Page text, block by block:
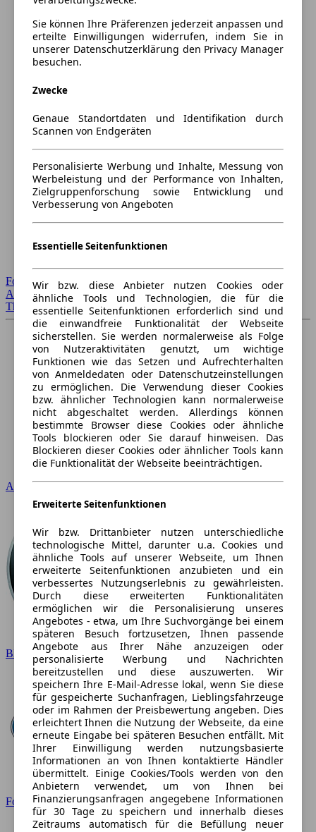
Forum Startseite
Alle Auto-Foren
Themen-Forum
Audi
BMW
Ford
Sie können Ihre Präferenzen jederzeit anpassen und
erteilte Einwilligungen widerrufen, indem Sie in
unserer Datenschutzerklärung den Privacy Manager
besuchen.
Zwecke
Genaue Standortdaten und Identifikation durch
Scannen von Endgeräten
Personalisierte Werbung und Inhalte, Messung von
Werbeleistung und der Performance von Inhalten,
Zielgruppenforschung sowie Entwicklung und
Verbesserung von Angeboten
Essentielle Seitenfunktionen
Wir bzw. diese Anbieter nutzen Cookies oder
ähnliche Tools und Technologien, die für die
essentielle Seitenfunktionen erforderlich sind und
die einwandfreie Funktionalität der Webseite
sicherstellen. Sie werden normalerweise als Folge
von Nutzeraktivitäten genutzt, um wichtige
Funktionen wie das Setzen und Aufrechterhalten
von Anmeldedaten oder Datenschutzeinstellungen
zu ermöglichen. Die Verwendung dieser Cookies
bzw. ähnlicher Technologien kann normalerweise
nicht abgeschaltet werden. Allerdings können
bestimmte Browser diese Cookies oder ähnliche
Tools blockieren oder Sie darauf hinweisen. Das
Blockieren dieser Cookies oder ähnlicher Tools kann
die Funktionalität der Webseite beeinträchtigen.
Erweiterte Seitenfunktionen
Wir bzw. Drittanbieter nutzen unterschiedliche
technologische Mittel, darunter u.a. Cookies und
ähnliche Tools auf unserer Webseite, um Ihnen
erweiterte Seitenfunktionen anzubieten und ein
verbessertes Nutzungserlebnis zu gewährleisten.
Durch diese erweiterten Funktionalitäten
ermöglichen wir die Personalisierung unseres
Angebotes - etwa, um Ihre Suchvorgänge bei einem
späteren Besuch fortzusetzen, Ihnen passende
Angebote aus Ihrer Nähe anzuzeigen oder
personalisierte Werbung und Nachrichten
bereitzustellen und diese auszuwerten. Wir
speichern Ihre E-Mail-Adresse lokal, wenn Sie diese
für gespeicherte Suchanfragen, Lieblingsfahrzeuge
oder im Rahmen der Preisbewertung angeben. Dies
erleichtert Ihnen die Nutzung der Webseite, da eine
erneute Eingabe bei späteren Besuchen entfällt. Mit
Ihrer Einwilligung werden nutzungsbasierte
Informationen an von Ihnen kontaktierte Händler
übermittelt. Einige Cookies/Tools werden von den
Anbietern verwendet, um von Ihnen bei
Finanzierungsanfragen angegebene Informationen
für 30 Tage zu speichern und innerhalb dieses
Zeitraums automatisch für die Befüllung neuer